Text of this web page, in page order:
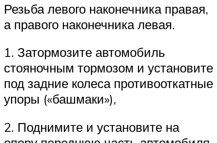
Резьба левого наконечника правая,
а право­го наконечника левая.
1. Затормозите автомобиль
стояночным тормозом и установите
под задние колеса противооткатные
упоры («башмаки»),
2. Поднимите и установите на